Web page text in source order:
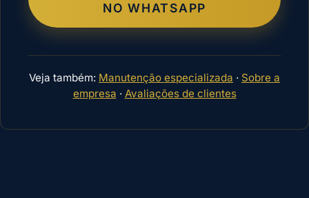
NO WHATSAPP
Veja também: Manutenção especializada · Sobre a
empresa · Avaliações de clientes